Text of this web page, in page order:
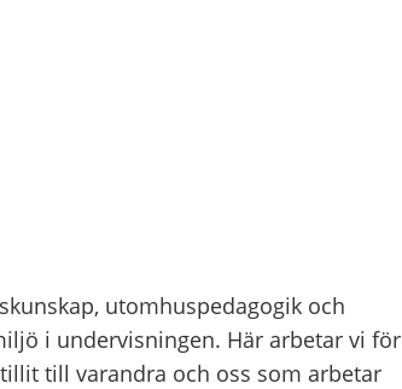
utomhuspedagogik och
i undervisningen. Här arbetar vi för
till varandra och oss som arbetar